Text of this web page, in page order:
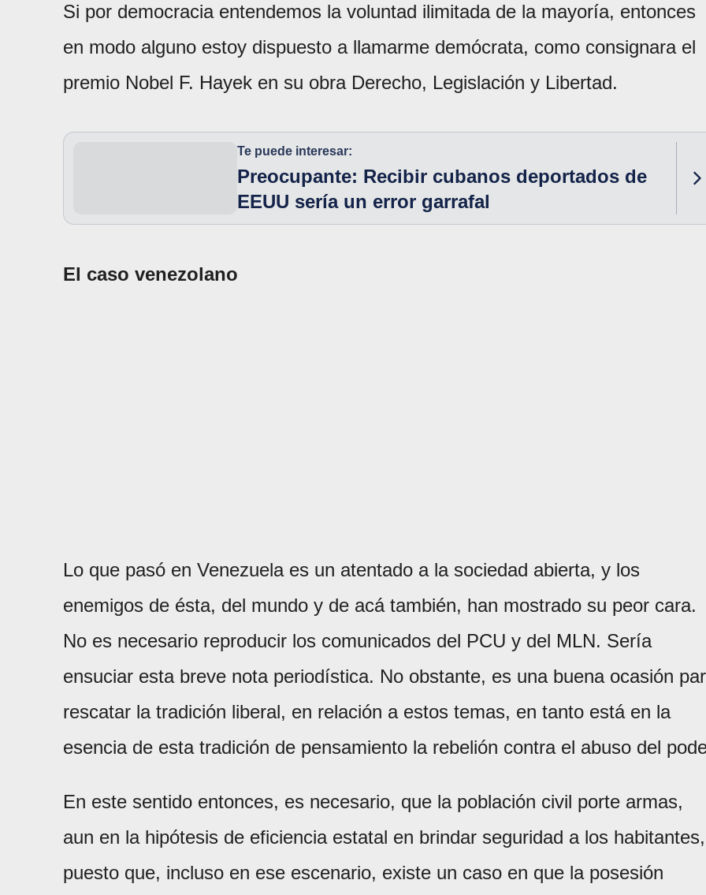
Si por democracia entendemos la voluntad ilimitada de la mayoría, entonces
en modo alguno estoy dispuesto a llamarme demócrata, como consignara el
premio Nobel F. Hayek en su obra Derecho, Legislación y Libertad.
Te puede interesar:
Preocupante: Recibir cubanos deportados de
EEUU sería un error garrafal
El caso venezolano
Lo que pasó en Venezuela es un atentado a la sociedad abierta, y los
enemigos de ésta, del mundo y de acá también, han mostrado su peor cara.
No es necesario reproducir los comunicados del PCU y del MLN. Sería
ensuciar esta breve nota periodística. No obstante, es una buena ocasión
rescatar la tradición liberal, en relación a estos temas, en tanto está en la
esencia de esta tradición de pensamiento la rebelión contra el abuso del
En este sentido entonces, es necesario, que la población civil porte armas,
aun en la hipótesis de eficiencia estatal en brindar seguridad a los habitantes,
puesto que, incluso en ese escenario, existe un caso en que la posesión